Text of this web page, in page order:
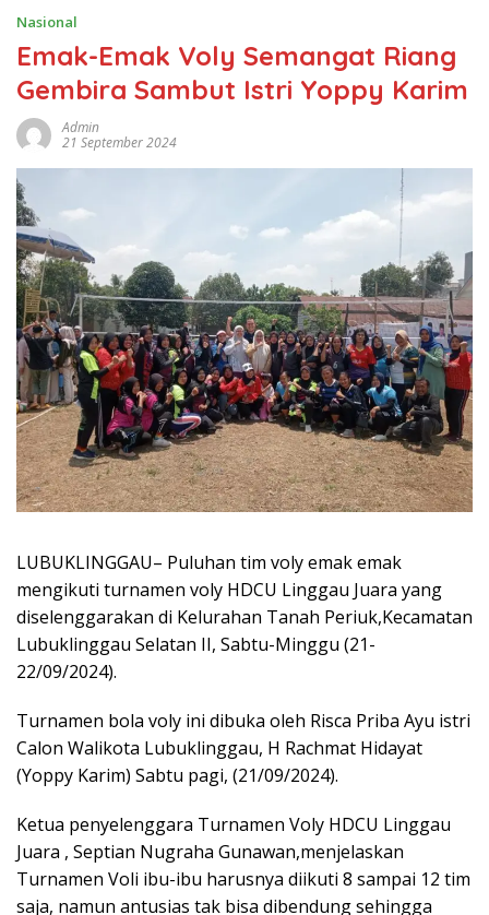
Nasional
Emak-Emak Voly Semangat Riang
Gembira Sambut Istri Yoppy Karim
Admin
21 September 2024
LUBUKLINGGAU– Puluhan tim voly emak emak
mengikuti turnamen voly HDCU Linggau Juara yang
diselenggarakan di Kelurahan Tanah Periuk,Kecamatan
Lubuklinggau Selatan II, Sabtu-Minggu (21-
22/09/2024).
Turnamen bola voly ini dibuka oleh Risca Priba Ayu istri
Calon Walikota Lubuklinggau, H Rachmat Hidayat
(Yoppy Karim) Sabtu pagi, (21/09/2024).
Ketua penyelenggara Turnamen Voly HDCU Linggau
Juara , Septian Nugraha Gunawan,menjelaskan
Turnamen Voli ibu-ibu harusnya diikuti 8 sampai 12 tim
saja, namun antusias tak bisa dibendung sehingga